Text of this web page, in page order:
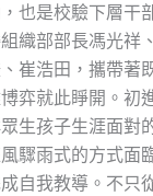
也是校驗下層干
織部部長馮光祥
崔浩田，攜帶著
弈就此睜開。初
生孩子生涯面對
驟雨式的方式面
自我教導。不只